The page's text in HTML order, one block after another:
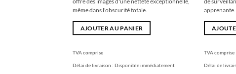
même dans l'obscurité totale.
AJOUTER AU PANIER
TVA comprise
Délai de livraison : Disponible immédiatement
apprenante.
TVA comprise
Délai de